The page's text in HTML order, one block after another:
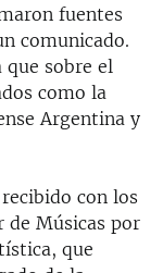
fuentes
comunicado.
que sobre el
como la
Argentina y
con los
de Músicas por
que